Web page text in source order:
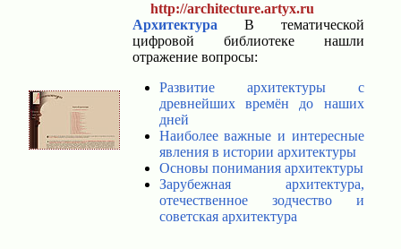
http://architecture.artyx.ru
Архитектура В тематической
цифровой библиотеке нашли
отражение вопросы:
Развитие архитектуры с
древнейших времён до наших
дней
Наиболее важные и интересные
явления в истории архитектуры
Основы понимания архитектуры
Зарубежная архитектура,
отечественное зодчество и
советская архитектура